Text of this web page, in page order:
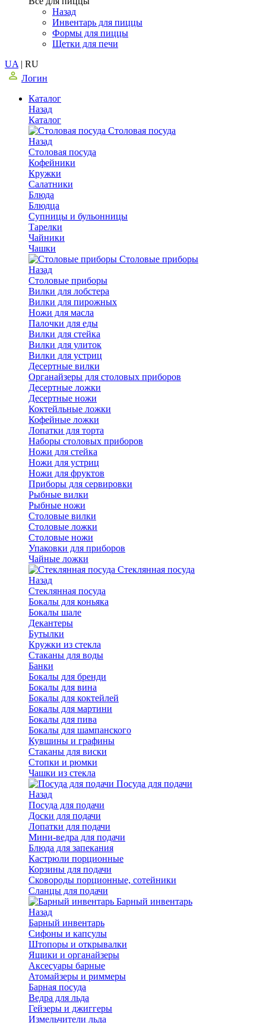
Назад
Инвентарь для пиццы
Формы для пиццы
Щетки для печи
UA | RU
Логин
Каталог
Назад
Каталог
Столовая посуда
Назад
Столовая посуда
Кофейники
Кружки
Салатники
Блюда
Блюдца
Супницы и бульонницы
Тарелки
Чайники
Чашки
Cтоловые приборы
Назад
Cтоловые приборы
Вилки для лобстера
Вилки для пирожных
Ножи для масла
Палочки для еды
Вилки для стейка
Вилки для улиток
Вилки для устриц
Десертные вилки
Органайзеры для столовых приборов
Десертные ложки
Десертные ножи
Коктейльные ложки
Кофейные ложки
Лопатки для торта
Наборы столовых приборов
Ножи для стейка
Ножи для устриц
Ножи для фруктов
Приборы для сервировки
Рыбные вилки
Рыбные ножи
Столовые вилки
Столовые ложки
Столовые ножи
Упаковки для приборов
Чайные ложки
Стеклянная посуда
Назад
Стеклянная посуда
Бокалы для коньяка
Бокалы шале
Декантеры
Бутылки
Кружки из стекла
Стаканы для воды
Банки
Бокалы для бренди
Бокалы для вина
Бокалы для коктейлей
Бокалы для мартини
Бокалы для пива
Бокалы для шампанского
Кувшины и графины
Стаканы для виски
Стопки и рюмки
Чашки из стекла
Посуда для подачи
Назад
Посуда для подачи
Доски для подачи
Лопатки для подачи
Мини-ведра для подачи
Блюда для запекания
Кастрюли порционные
Корзины для подачи
Сковороды порционные, сотейники
Сланцы для подачи
Барный инвентарь
Назад
Барный инвентарь
Сифоны и капсулы
Штопоры и открывалки
Ящики и органайзеры
Аксесуары барные
Атомайзеры и риммеры
Барная посуда
Ведра для льда
Гейзеры и джиггеры
Измельчители льда